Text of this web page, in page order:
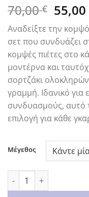
70,00€
price
was:
70,00
55,00
Αναδείξτε την
σετ που συνδυάζει
κομψές πιέτες στο
μοντέρνα και
σορτζάκι
γραμμή. Ιδανικό για
συνδυασμούς, αυτό
επιλογή για κάθε
Μέγεθος
Classic black set